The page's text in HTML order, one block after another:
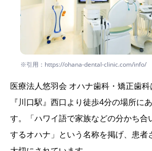
※引用：https://ohana-dental-clinic.com/info/
医療法人悠羽会 オハナ歯科・矯正歯科
『川口駅』西口より徒歩4分の場所に
す。「ハワイ語で家族などの分かち合
するオハナ」という名称を掲げ、患者